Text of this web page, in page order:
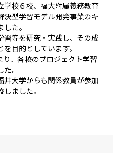
校６校、福大附属義務教育
決型学習モデル開発事業のキ
た。
習等を研究・実践し、その成
目的としています。
、各校のプロジェクト学習
。
井大学からも関係教員が参加
ました。